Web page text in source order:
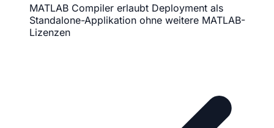
MATLAB Compiler erlaubt Deployment als
Standalone-Applikation ohne weitere MATLAB-
Lizenzen